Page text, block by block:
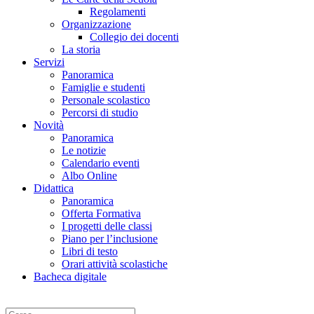
Regolamenti
Organizzazione
Collegio dei docenti
La storia
Servizi
Panoramica
Famiglie e studenti
Personale scolastico
Percorsi di studio
Novità
Panoramica
Le notizie
Calendario eventi
Albo Online
Didattica
Panoramica
Offerta Formativa
I progetti delle classi
Piano per l’inclusione
Libri di testo
Orari attività scolastiche
Bacheca digitale